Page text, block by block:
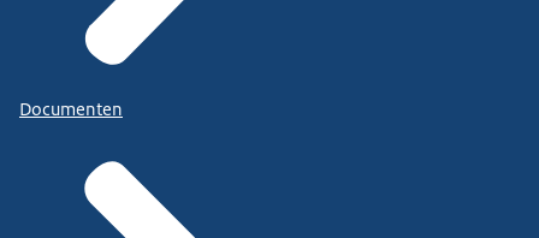
Documenten